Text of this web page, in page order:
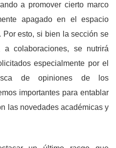
a promover cierto marco
apagado en el espacio
Por esto, si bien la sección se
a colaboraciones, se nutrirá
especialmente por el
de opiniones de los
importantes para entablar
las novedades académicas y